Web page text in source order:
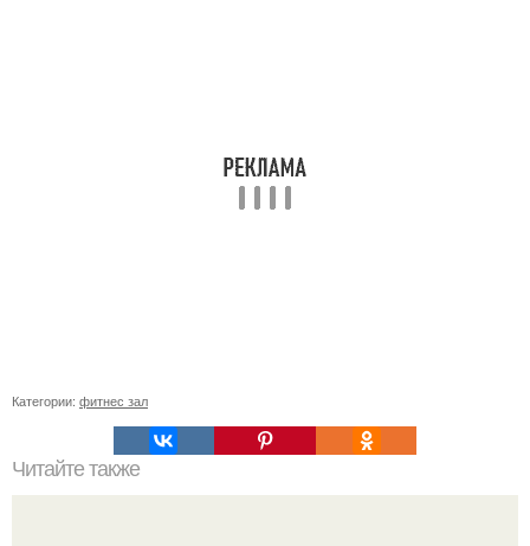
Категории: фитнес зал
Читайте также